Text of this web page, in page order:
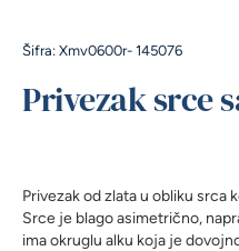
Šifra: Xmv0600r- 145076
Privezak srce
Privezak od zlata u obliku srca
Srce je blago asimetrično,
ima okruglu alku koja je